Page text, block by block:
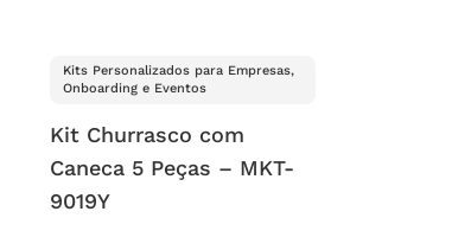
Kits Personalizados para Empresas,
Onboarding e Eventos
Kit Churrasco com
Caneca 5 Peças – MKT-
9019Y